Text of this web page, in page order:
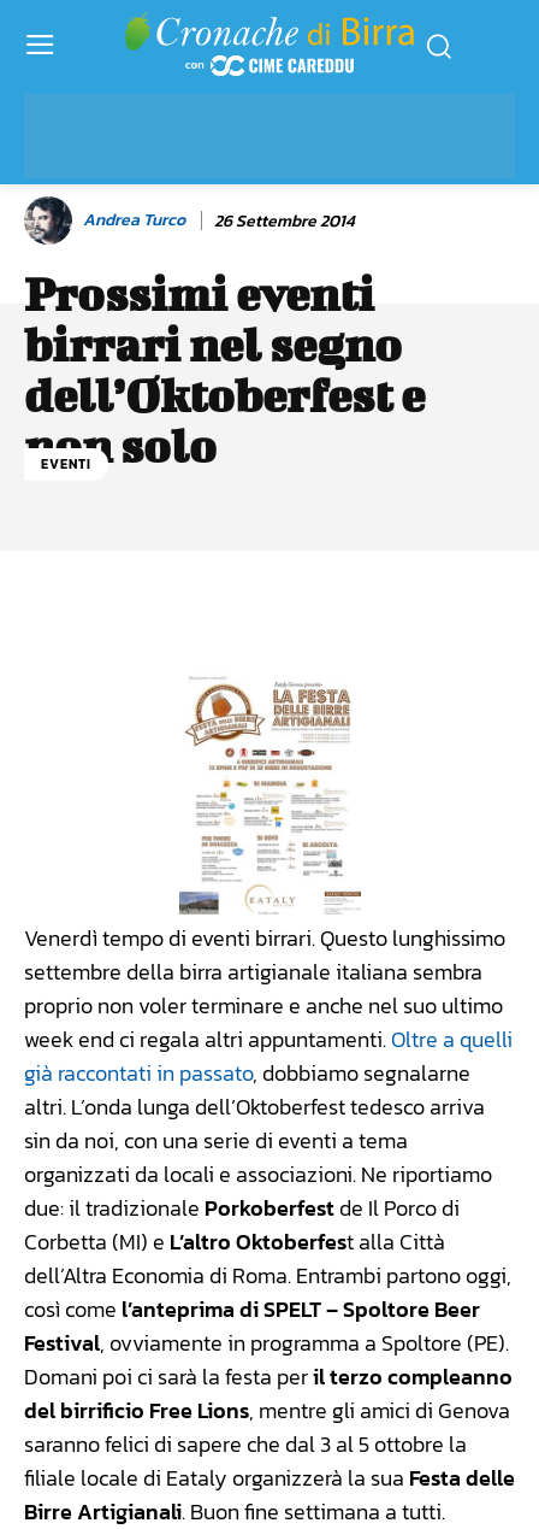
Andrea Turco 26 Settembre 2014
Prossimi eventi
birrari nel segno
dell’Oktoberfest e
non solo
EVENTI
Venerdì tempo di eventi birrari. Questo lunghissimo
settembre della birra artigianale italiana sembra
proprio non voler terminare e anche nel suo ultimo
week end ci regala altri appuntamenti.Oltre a quelli
già raccontati in passato, dobbiamo segnalarne
altri. L’onda lunga dell’Oktoberfest tedesco arriva
sin da noi, con una serie di eventi a tema
organizzati da locali e associazioni. Ne riportiamo
due: il tradizionale Porkoberfestde Il Porco di
Corbetta (MI) e L’altro Oktoberfest alla Città
dell’Altra Economia di Roma. Entrambi partono oggi,
così come l’anteprima di SPELT – Spoltore Beer
Festival, ovviamente in programma a Spoltore (PE).
Domani poi ci sarà la festa peril terzo compleanno
del birrificio Free Lions, mentre gli amici di Genova
saranno felici di sapere che dal 3 al 5 ottobre la
filiale locale di Eataly organizzerà la sua Festa delle
Birre Artigianali. Buon fine settimana a tutti.